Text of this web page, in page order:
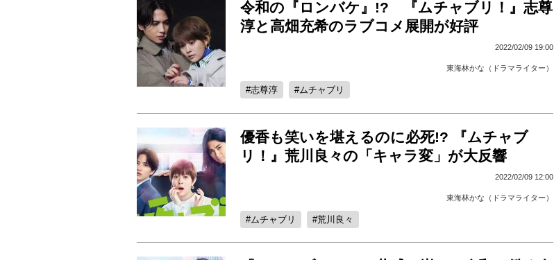
令和の『ロンバケ』!? 『ムチャブリ！』志尊
淳と高畑充希のラブコメ展開が好評
2022/02/09 19:00
東海林かな（ドラマライター）
志尊淳 ムチャブリ
優香も笑いを堪えるのに必死!? 『ムチャブ
リ！』荒川良々の「キャラ変」が大反響
2022/02/09 12:00
東海林かな（ドラマライター）
ムチャブリ 荒川良々